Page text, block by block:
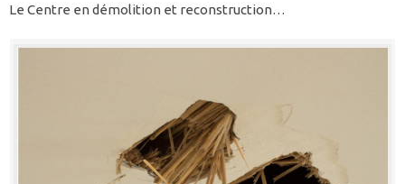
Le Centre en démolition et reconstruction…